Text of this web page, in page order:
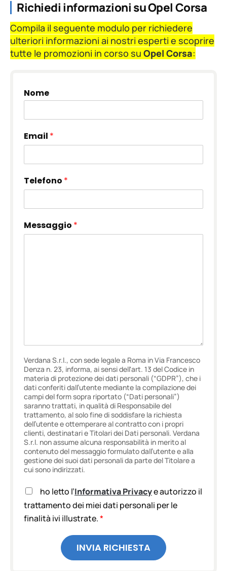
Richiedi informazioni su Opel Corsa
Compila il seguente modulo per richiedere
ulteriori informazioni ai nostri esperti e scoprire
tutte le promozioni in corso su Opel Corsa:
Nome
Email *
Telefono *
Messaggio *
Verdana S.r.l., con sede legale a Roma in Via Francesco
Denza n. 23, informa, ai sensi dell'art. 13 del Codice in
materia di protezione dei dati personali (“GDPR”), che i
dati conferiti dall’utente mediante la compilazione dei
campi del form sopra riportato (“Dati personali”)
saranno trattati, in qualità di Responsabile del
trattamento, al solo fine di soddisfare la richiesta
dell’utente e ottemperare al contratto con i propri
clienti, destinatari e Titolari dei Dati personali. Verdana
S.r.l. non assume alcuna responsabilità in merito al
contenuto del messaggio formulato dall’utente e alla
gestione dei suoi dati personali da parte del Titolare a
cui sono indirizzati.
A
c
e
ho letto l’Informativa Privacye autorizzo il
trattamento dei miei dati personali per le
finalità ivi illustrate.*
INVIA RICHIESTA